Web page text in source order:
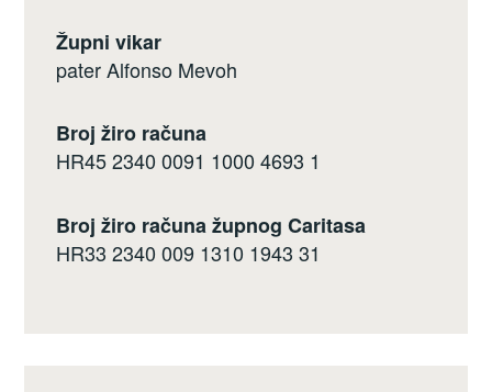
Župni vikar
pater Alfonso Mevoh
Broj žiro računa
HR45 2340 0091 1000 4693 1
Broj žiro računa župnog Caritasa
HR33 2340 009 1310 1943 31